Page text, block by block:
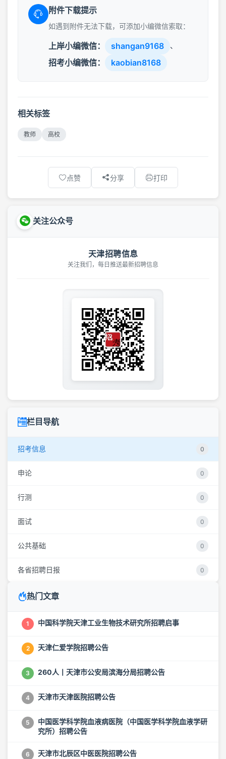
附件下载提示
如遇到附件无法下载，可添加小编微信索取：
上岸小编微信： shangan9168 、
招考小编微信： kaobian8168
相关标签
教师 高校
点赞 分享 打印
关注公众号
天津招聘信息
关注我们，每日推送最新招聘信息
栏目导航
招考信息 0
申论 0
行测 0
面试 0
公共基础 0
各省招聘日报 0
热门文章
1 中国科学院天津工业生物技术研究所招聘启事
2 天津仁爱学院招聘公告
3 260人丨天津市公安局滨海分局招聘公告
4 天津市天津医院招聘公告
5
中国医学科学院血液病医院（中国医学科学院血液学研
究所）招聘公告
6 天津市北辰区中医医院招聘公告